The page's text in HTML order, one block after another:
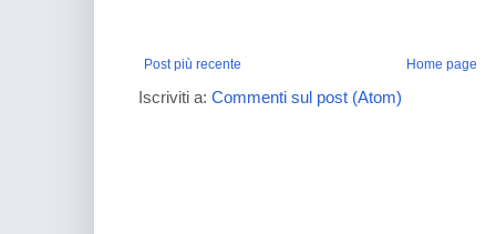
Post più recente Home page
Iscriviti a: Commenti sul post (Atom)